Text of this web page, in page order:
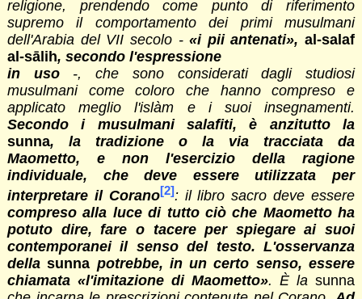
religione, prendendo come punto di riferimento
supremo il comportamento dei primi musulmani
dell'Arabia del VII secolo -«i pii antenati», al-salaf
al-sālih, secondo l'espressione
in uso
-, che sono considerati dagli studiosi
musulmani come coloro che hanno compreso e
applicato meglio l'islàm e i suoi insegnamenti.
Secondo i musulmani salafiti, è anzitutto la
sunna, la tradizione o la via tracciata da
Maometto, e non l'esercizio della ragione
individuale, che deve essere utilizzata per
interpretare il Corano[2]: il libro sacro deve essere
compreso alla luce di tutto ciò che Maometto ha
potuto dire, fare o tacere per spiegare ai suoi
contemporanei il senso del testo. L'osservanza
della sunna potrebbe, in un certo senso, essere
chiamata «l'imitazione di Maometto». È la sunna